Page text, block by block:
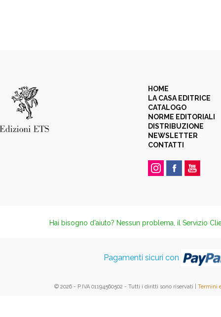
HOME
LA CASA EDITRICE
CATALOGO
NORME EDITORIALI
DISTRIBUZIONE
NEWSLETTER
CONTATTI
Hai bisogno d'aiuto? Nessun problema, il Servizio
Pagamenti sicuri con
© 2026 - P.IVA 01194560502 - Tutti i diritti sono riservati | Termini